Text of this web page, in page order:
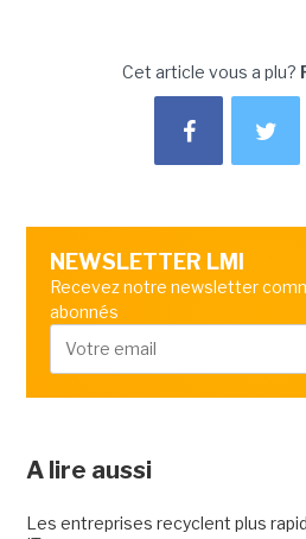
Cet article vous a plu?
NEWSLETTER LMI
Recevez notre newsletter
abonnés
A lire aussi
Les entreprises recyclent plus